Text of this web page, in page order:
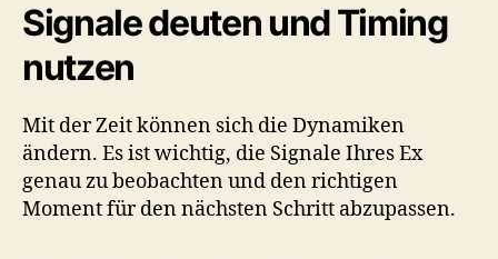
Signale deuten und Timing
nutzen
Mit der Zeit können sich die Dynamiken
ändern. Es ist wichtig, die Signale Ihres Ex
genau zu beobachten und den richtigen
Moment für den nächsten Schritt abzupassen.